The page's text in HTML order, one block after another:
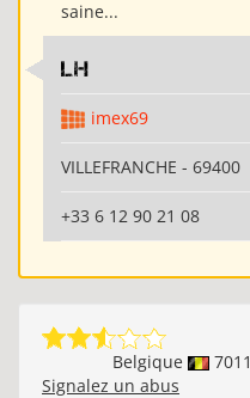
saine...
LH
imex69
VILLEFRANCHE - 69400
+33 6 12 90 21 08
Belgique 7011
Signalez un abus